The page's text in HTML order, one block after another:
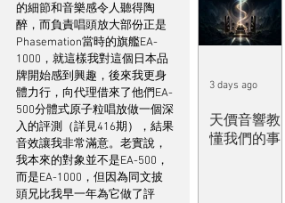
的細節和音樂感令人聽得陶
醉，而負責唱頭放大部份正是
Phasemation當時的旗艦EA-
1000，就這樣我對這個日本品
牌開始感到興趣，後來我更身
體力行，向代理借來了他們EA-
500分體式原子粒唱放做一個深
入的評測（詳見416期），結果
音效讓我非常滿意。老實說，
我本來的對象並不是EA-500，
而是EA-1000，但因為同文披
頭兄比我早一年為它做了評
天價音響教
懂我們的事
3 days ago